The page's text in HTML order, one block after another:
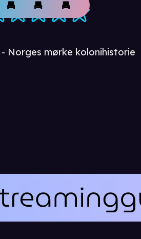
Norges mørke kolonihistorie